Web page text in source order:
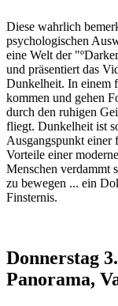
Diese wahrlich
psychologischen
eine Welt der
und präsentiert das
Dunkelheit. In einem
kommen und gehen
durch den ruhigen
fliegt. Dunkelheit ist
Ausgangspunkt einer
Vorteile einer
Menschen verdammt
zu bewegen ... ein
Finsternis.
Donnerstag
Panorama,